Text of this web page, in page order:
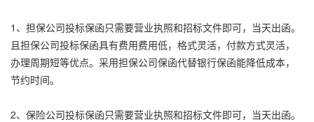
1、担保公司投标保函只需要营业执照和招标文件即可，当天出函。
且担保公司投标保函具有费用费用低，格式灵活，付款方式灵活，
办理周期短等优点。采用担保公司保函代替银行保函能降低成本，
节约时间。
2、保险公司投标保函只需要营业执照和招标文件即可，当天出函。